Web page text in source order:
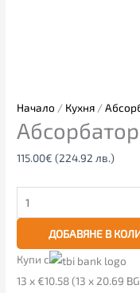
Начало / Кухня /
115.00€ (224.92 лв.)
ДОБАВЯНЕ В
Купи с
13 x €10.58 (13 x 20.69